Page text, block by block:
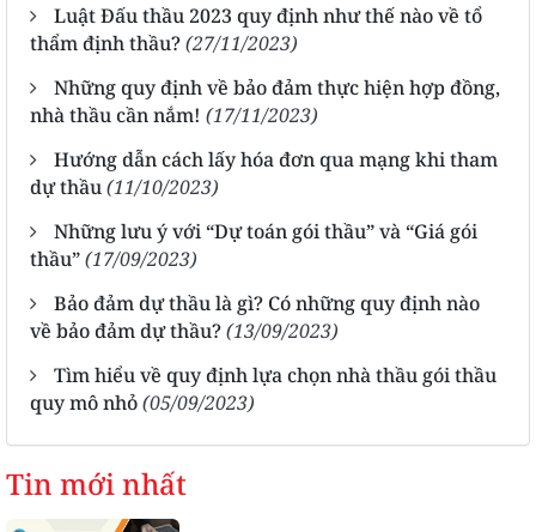
Luật Đấu thầu 2023 quy định như thế nào về tổ
thẩm định thầu?(27/11/2023)
Những quy định về bảo đảm thực hiện hợp đồng,
nhà thầu cần nắm! (17/11/2023)
Hướng dẫn cách lấy hóa đơn qua mạng khi tham
dự thầu(11/10/2023)
Những lưu ý với “Dự toán gói thầu” và “Giá gói
thầu”(17/09/2023)
Bảo đảm dự thầu là gì? Có những quy định nào
về bảo đảm dự thầu?(13/09/2023)
Tìm hiểu về quy định lựa chọn nhà thầu gói thầu
quy mô nhỏ(05/09/2023)
Tin mới nhất